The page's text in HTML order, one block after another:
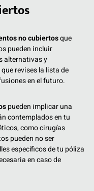
no cubiertosque
pueden incluir
alternativas y
revises la lista de
en el futuro.
pueden implicar una
contemplados en tu
como cirugías
pueden no ser
específicos de tu póliza
en caso de